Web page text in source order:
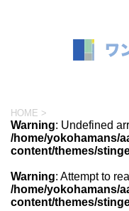
HOME >
Warning: Undefined
/home/yokohamans/
content/themes/
Warning: Attempt to
/home/yokohamans/
content/themes/